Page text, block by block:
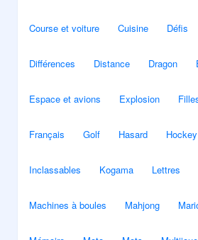
Course et voiture Cuisine Défis
Différences Distance Dragon
Espace et avions Explosion
Français Golf Hasard Hockey
Inclassables Kogama Lettres
Machines à boules Mahjong